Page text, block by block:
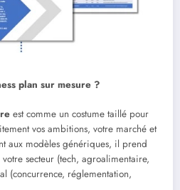
plan sur mesure ?
est comme un costume taillé pour
vos ambitions, votre marché et
aux modèles génériques, il prend
secteur (tech, agroalimentaire,
(concurrence, réglementation,